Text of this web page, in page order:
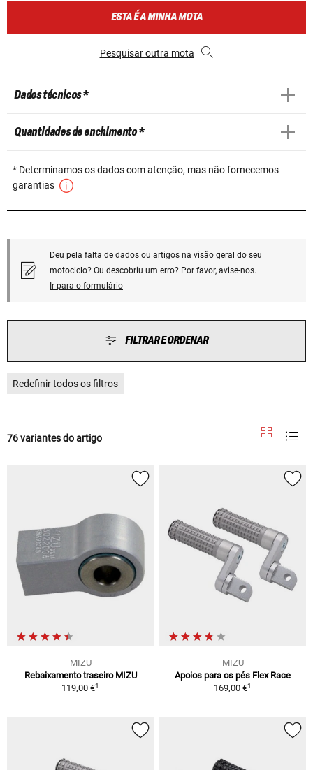
ESTA É A MINHA MOTA
Pesquisar outra mota
Dados técnicos *
Quantidades de enchimento *
* Determinamos os dados com atenção, mas não fornecemos
garantias
Deu pela falta de dados ou artigos na visão geral do seu
motociclo? Ou descobriu um erro? Por favor, avise-nos.
Ir para o formulário
FILTRAR E ORDENAR
Redefinir todos os filtros
76 variantes do artigo
MIZU
Rebaixamento traseiro MIZU
119,00 €1
MIZU
Apoios para os pés Flex Race
169,00 €1